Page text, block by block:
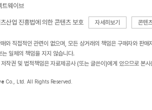
트웨이브
산업 진흥법에 의한 콘텐츠 보호 자세히보기 콘텐
와 직접적인 관련이 없으며, 모든 상거래의 책임은 구매자와 판매
일체의 책임을 지지 않습니다.
작권 및 법적책임은 자료제공사 (또는 글쓴이)에게 있으므로 본
Co., Ltd. All Rights Reserved.